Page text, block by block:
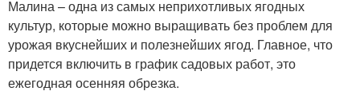
Малина – одна из самых неприхотливых ягодных
культур, которые можно выращивать без проблем для
урожая вкуснейших и полезнейших ягод. Главное, что
придется включить в график садовых работ, это
ежегодная осенняя обрезка.